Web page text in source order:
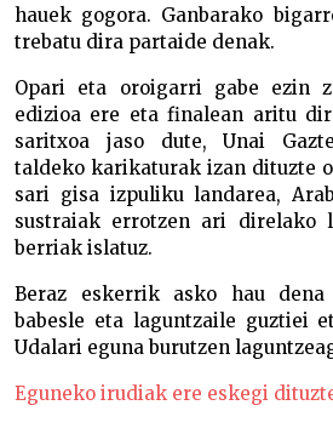
hauek gogora. Ganbarako
trebatu dira partaide denak.
Opari eta oroigarri gabe ezin
edizioa ere eta finalean aritu
saritxoa jaso dute, Unai
taldeko karikaturak izan dituzte
sari gisa izpuliku landarea,
sustraiak errotzen ari direlako
berriak islatuz.
Beraz eskerrik asko hau
babesle eta laguntzaile guztiei
Udalari eguna burutzen
Eguneko irudiak ere eskegi